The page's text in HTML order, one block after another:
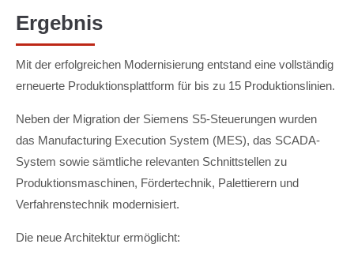
Ergebnis
Mit der erfolgreichen Modernisierung entstand eine vollständig
erneuerte Produktionsplattform für bis zu 15 Produktionslinien.
Neben der Migration der Siemens S5-Steuerungen wurden
das Manufacturing Execution System (MES), das SCADA-
System sowie sämtliche relevanten Schnittstellen zu
Produktionsmaschinen, Fördertechnik, Palettierern und
Verfahrenstechnik modernisiert.
Die neue Architektur ermöglicht: